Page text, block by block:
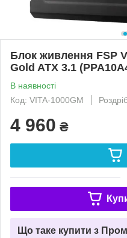
Блок живлення FSP
Gold ATX 3.1
В наявності
Код: VITA-1000GM
4 960 ₴
Що таке купити з